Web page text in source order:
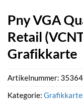
Pny VGA
Retail
Grafikkarte
Artikelnummer:
Kategorie: